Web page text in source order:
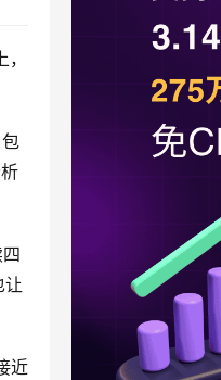
让
近